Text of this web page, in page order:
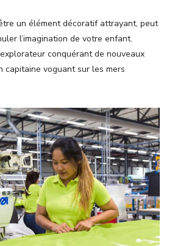
un élément décoratif attrayant, peut
l’imagination de votre enfant.
conquérant de nouveaux
capitaine voguant sur les mers